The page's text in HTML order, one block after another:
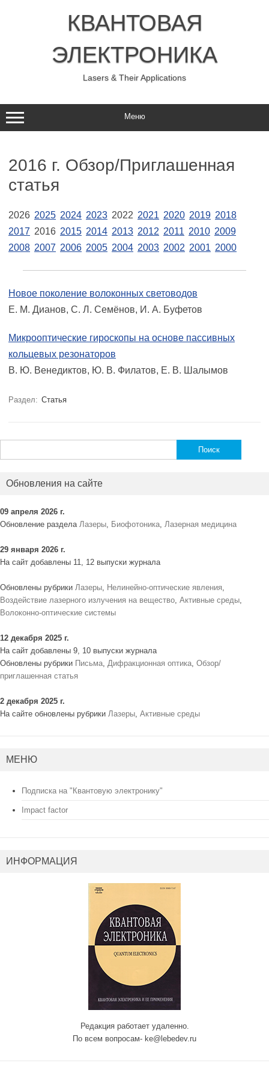
КВАНТОВАЯ
ЭЛЕКТРОНИКА
Lasers & Their Applications
Меню
2016 г. Обзор/Приглашенная
статья
2026 2025 2024 2023 2022 2021 2020 2019 2018
2017 2016 2015 2014 2013 2012 2011 2010 2009
2008 2007 2006 2005 2004 2003 2002 2001 2000
Новое поколение волоконных световодов
Е. М. Дианов, С. Л. Семёнов, И. А. Буфетов
Микрооптические гироскопы на основе пассивных
кольцевых резонаторов
В. Ю. Венедиктов, Ю. В. Филатов, Е. В. Шалымов
Раздел: Статья
Обновления на сайте
09 апреля 2026 г.
Обновление раздела Лазеры, Биофотоника, Лазерная медицина
29 января 2026 г.
На сайт добавлены 11, 12 выпуски журнала
Обновлены рубрики Лазеры, Нелинейно-оптические явления,
Воздействие лазерного излучения на вещество, Активные среды,
Волоконно-оптические системы
12 декабря 2025 г.
На сайт добавлены 9, 10 выпуски журнала
Обновлены рубрики Письма, Дифракционная оптика, Обзор/
приглашенная статья
2 декабря 2025 г.
На сайте обновлены рубрики Лазеры, Активные среды
МЕНЮ
Подписка на "Квантовую электронику"
Impact factor
ИНФОРМАЦИЯ
Редакция работает удаленно.
По всем вопросам- ke@lebedev.ru